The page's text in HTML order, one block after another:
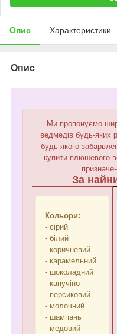
Опис Характеристики
Опис
Ми пропонуємо
ведмедів будь-яких
будь-якого
купити плюшевого
За
Кольори:
- сірий
- білий
- коричневий
- карамельний
- шоколадний
- капучіно
- персиковий
- молочний
- шампань
- медовий